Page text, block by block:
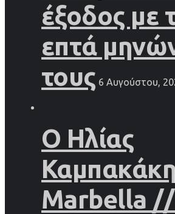
έξοδος με
επτά
τους 6 Αυγούστου,
Ο Ηλίας
Marbella